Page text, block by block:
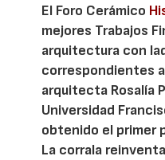
El Foro Cerámico
mejores Trabajos
arquitectura con
correspondientes
arquitecta Rosalía
Universidad
obtenido el primer
La corrala